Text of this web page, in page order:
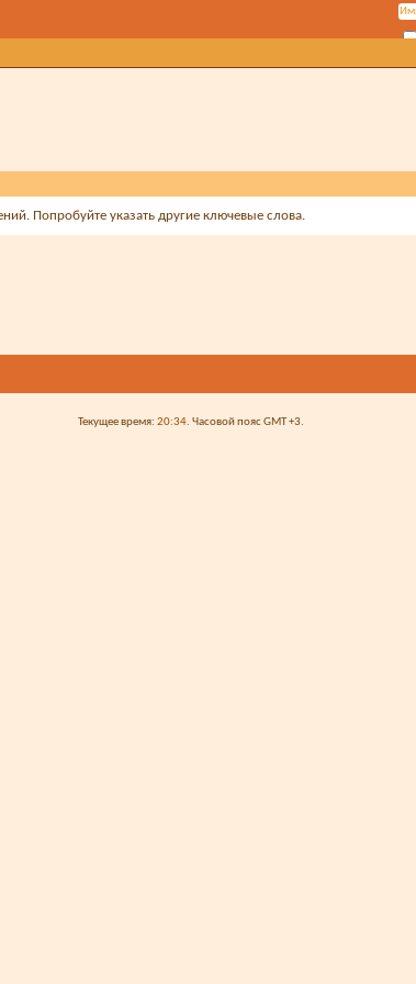
прочитаны
Попробуйте указать другие ключевые слова.
Текущее время: 20:34. Часовой пояс GMT +3.